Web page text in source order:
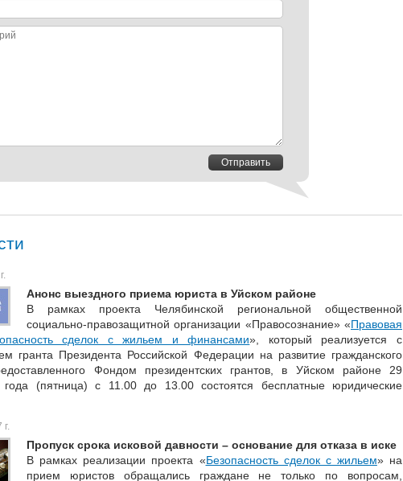
Отправить
Анонс выездного приема юриста в Уйском районе
В рамках проекта Челябинской региональной общественной
социально-правозащитной организации «Правосознание» «Правовая
сделок с жильем и финансами», который реализуется с
гранта Президента Российской Федерации на развитие гражданского
Фондом президентских грантов, в Уйском районе 29
(пятница) с 11.00 до 13.00 состоятся бесплатные юридические
г.
Пропуск срока исковой давности – основание для отказа в иске
В рамках реализации проекта «Безопасность сделок с жильем» на
прием юристов обращались граждане не только по вопросам,